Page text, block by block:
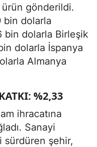
gönderildi.
bin dolarla
bin dolarla Birleşik
dolarla İspanya
Almanya
%2,33
ihracatına
Sanayi
sürdüren şehir,